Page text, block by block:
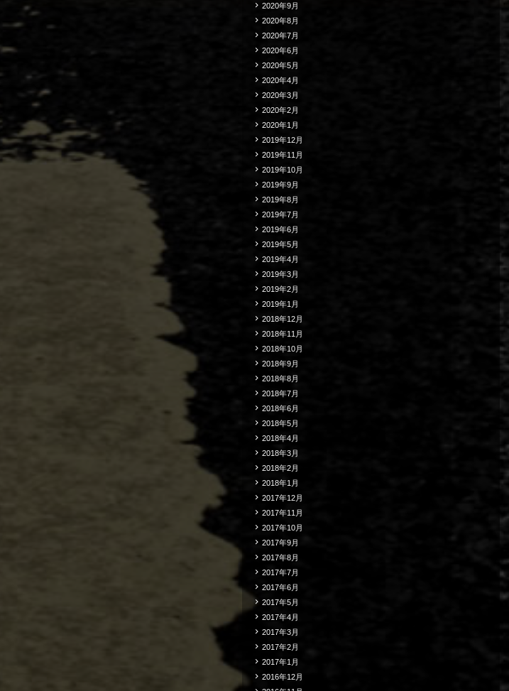
2020年9月
2020年8月
2020年7月
2020年6月
2020年5月
2020年4月
2020年3月
2020年2月
2020年1月
2019年12月
2019年11月
2019年10月
2019年9月
2019年8月
2019年7月
2019年6月
2019年5月
2019年4月
2019年3月
2019年2月
2019年1月
2018年12月
2018年11月
2018年10月
2018年9月
2018年8月
2018年7月
2018年6月
2018年5月
2018年4月
2018年3月
2018年2月
2018年1月
2017年12月
2017年11月
2017年10月
2017年9月
2017年8月
2017年7月
2017年6月
2017年5月
2017年4月
2017年3月
2017年2月
2017年1月
2016年12月